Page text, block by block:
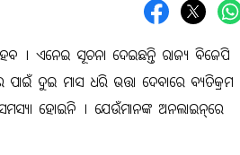
। ଏନେଇ ସୂଚନା ଦେଇଛନ୍ତି ରାଜ୍ୟ ବିଜେପି
ଦୁଇ ମାସ ଧରି ଭତ୍ତା ଦେବାରେ ବ୍ୟତିକ୍ରମ
ହୋଇନି । ଯେଉଁମାନଙ୍କ ଅନଲାଇନ୍‌ରେ